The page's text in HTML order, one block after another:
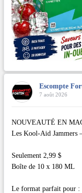
Escompte
7 août 2026
NOUVEAUTÉ EN
Les Kool-Aid Jammers
Seulement 2,99 $
Boîte de 10 x 180 ML
Le format parfait pour :